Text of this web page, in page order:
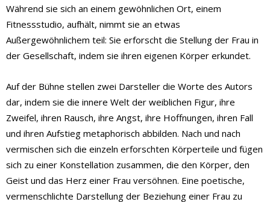
Während sie sich an einem gewöhnlichen Ort, einem
Fitnessstudio, aufhält, nimmt sie an etwas
Außergewöhnlichem teil: Sie erforscht die Stellung der Frau in
der Gesellschaft, indem sie ihren eigenen Körper erkundet.
Auf der Bühne stellen zwei Darsteller die Worte des Autors
dar, indem sie die innere Welt der weiblichen Figur, ihre
Zweifel, ihren Rausch, ihre Angst, ihre Hoffnungen, ihren Fall
und ihren Aufstieg metaphorisch abbilden. Nach und nach
vermischen sich die einzeln erforschten Körperteile und fügen
sich zu einer Konstellation zusammen, die den Körper, den
Geist und das Herz einer Frau versöhnen. Eine poetische,
vermenschlichte Darstellung der Beziehung einer Frau zu